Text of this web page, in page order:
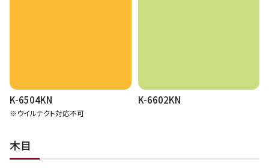
K-6504KN
※ウイルテクト対応不可
K-6602KN
木目